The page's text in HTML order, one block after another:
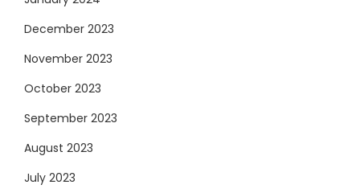
December 2023
November 2023
October 2023
September 2023
August 2023
July 2023